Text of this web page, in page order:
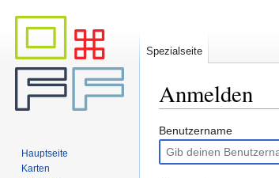
Anmelden
Zur
Navigation
springen
Zur
Suche
springen
Benutzername
Spezialseite
Hauptseite
Karten